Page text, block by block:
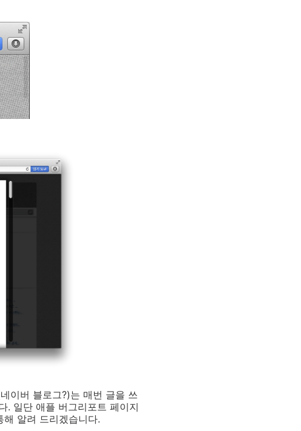
이버 블로그?)는 매번 글을 쓰
일단 애플 버그리포트 페이지
알려 드리겠습니다.